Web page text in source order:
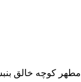
مطهر کوچه خالق